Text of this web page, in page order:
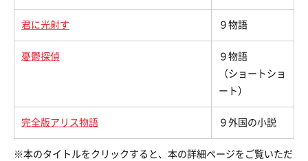
君に光射す ９物語
憂鬱探偵
９物語
（ショートショ
ート）
完全版アリス物語 ９外国の小説
※本のタイトルをクリックすると、本の詳細ページをご覧いただ